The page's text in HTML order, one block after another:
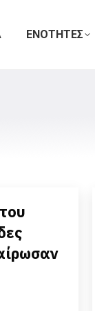
ΕΝΟΤΗΤΕΣ